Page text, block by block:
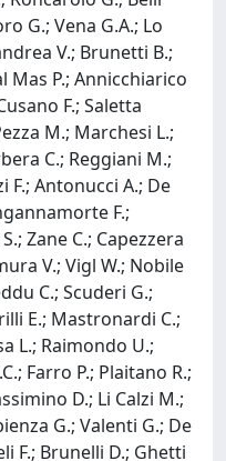
G.; Vena G.A.; Lo
V.; Brunetti B.;
Mas P.; Annicchiarico
F.; Saletta
M.; Marchesi L.;
C.; Reggiani M.;
F.; Antonucci A.; De
F.;
Zane C.; Capezzera
V.; Vigl W.; Nobile
C.; Scuderi G.;
E.; Mastronardi C.;
L.; Raimondo U.;
Farro P.; Plaitano R.;
D.; Li Calzi M.;
G.; Valenti G.; De
F.; Brunelli D.; Ghetti